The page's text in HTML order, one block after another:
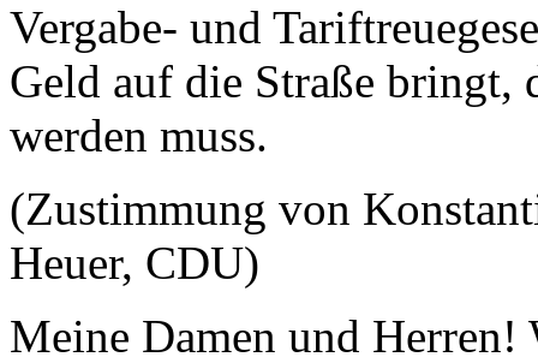
Vergabe- und
Geld auf die Straße bringt,
werden muss.
(Zustimmung von
Heuer, CDU)
Meine Damen und